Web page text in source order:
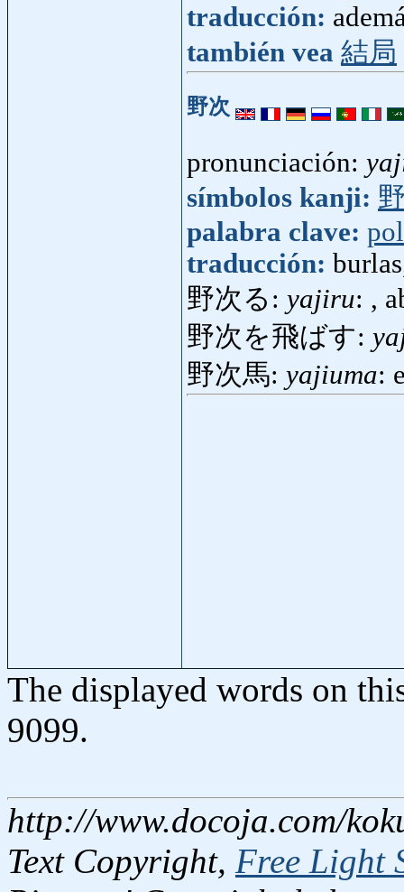
traducción:
también vea 結局
野次
pronunciación:
símbolos kanji:
palabra clave:
traducción:
野次る: yajiru: ,
野次を飛ばす:
野次馬: yajiuma:
The displayed words on
9099.
http://www.docoja.com/
Text Copyright, Free Light